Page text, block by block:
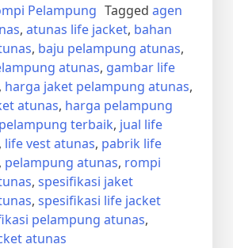
Pelampung Tagged agen
, atunas life jacket, bahan
, baju pelampung atunas,
atunas, gambar life
, harga jaket pelampung atunas,
atunas, harga pelampung
terbaik, jual life
, life vest atunas, pabrik life
, pelampung atunas, rompi
, spesifikasi jaket
, spesifikasi life jacket
pelampung atunas,
atunas